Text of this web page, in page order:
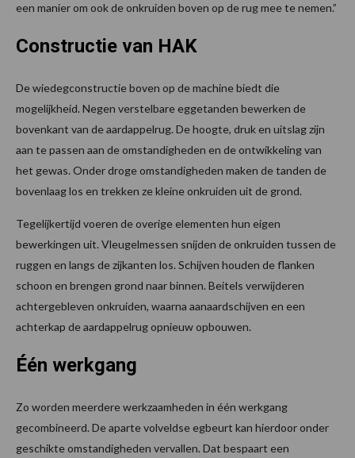
een manier om ook de onkruiden boven op de rug mee te nemen.”
Constructie van HAK
De wiedegconstructie boven op de machine biedt die
mogelijkheid. Negen verstelbare eggetanden bewerken de
bovenkant van de aardappelrug. De hoogte, druk en uitslag zijn
aan te passen aan de omstandigheden en de ontwikkeling van
het gewas. Onder droge omstandigheden maken de tanden de
bovenlaag los en trekken ze kleine onkruiden uit de grond.
Tegelijkertijd voeren de overige elementen hun eigen
bewerkingen uit. Vleugelmessen snijden de onkruiden tussen de
ruggen en langs de zijkanten los. Schijven houden de flanken
schoon en brengen grond naar binnen. Beitels verwijderen
achtergebleven onkruiden, waarna aanaardschijven en een
achterkap de aardappelrug opnieuw opbouwen.
Één werkgang
Zo worden meerdere werkzaamheden in één werkgang
gecombineerd. De aparte volveldse egbeurt kan hierdoor onder
geschikte omstandigheden vervallen. Dat bespaart een